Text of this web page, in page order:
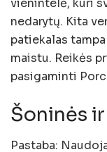
vienintelė, kuri
nedarytų. Kita
patiekalas
maistu. Reikės
pasigaminti
Šoninės
Pastaba: